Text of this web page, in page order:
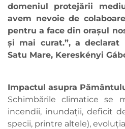
domeniul protejării
avem nevoie de
pentru a face din orașul
și mai curat.”, a
Satu Mare, Kereskényi
Impactul asupra
Schimbările climatice se
incendii, inundații, deficit
specii, printre altele),